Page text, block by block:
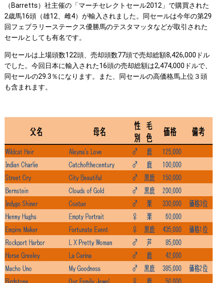
（Barretts）社主催の「マーチセレクトセール2012」で購買された
2歳馬16頭（雄12、雌4）が輸入されました。同セールは今年の第29
回フェブラリーステークス優勝馬のテスタマッタなどが取引された
セールとしても有名です。
同セールは上場頭数122頭、売却頭数77頭で売却総額8,426,000ドル
でした。今回日本に輸入された16頭の売却総額は2,474,000ドルで、
同セールの29.3％になります。また、同セールの高価格馬上位３頭
も含まれます。